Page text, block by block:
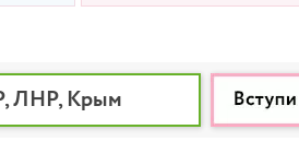
ЛНР, Крым